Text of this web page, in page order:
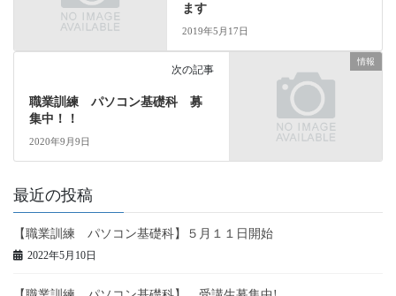
ます
2019年5月17日
情報
次の記事
職業訓練 パソコン基礎科 募
集中！！
2020年9月9日
最近の投稿
【職業訓練 パソコン基礎科】５月１１日開始
2022年5月10日